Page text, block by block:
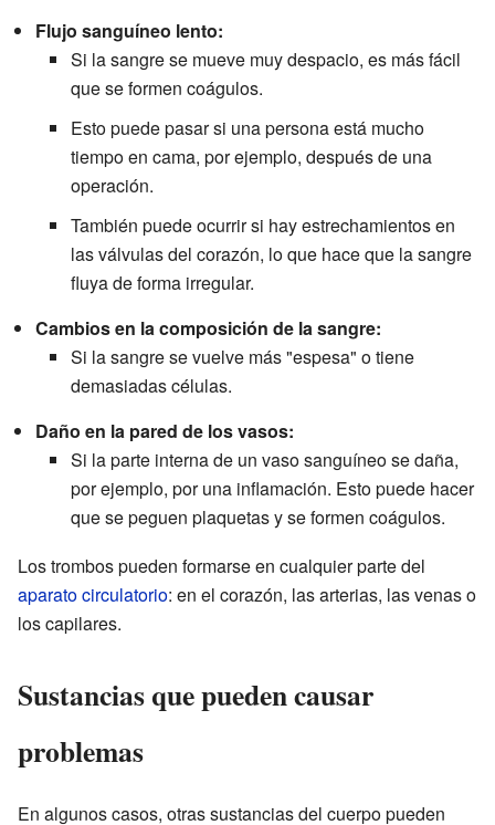
Flujo sanguíneo lento:
Si la sangre se mueve muy despacio, es más fácil
que se formen coágulos.
Esto puede pasar si una persona está mucho
tiempo en cama, por ejemplo, después de una
operación.
También puede ocurrir si hay estrechamientos en
las válvulas del corazón, lo que hace que la sangre
fluya de forma irregular.
Cambios en la composición de la sangre:
Si la sangre se vuelve más "espesa" o tiene
demasiadas células.
Daño en la pared de los vasos:
Si la parte interna de un vaso sanguíneo se daña,
por ejemplo, por una inflamación. Esto puede hacer
que se peguen plaquetas y se formen coágulos.
Los trombos pueden formarse en cualquier parte del
aparato circulatorio: en el corazón, las arterias, las venas o
los capilares.
Sustancias que pueden causar
problemas
En algunos casos, otras sustancias del cuerpo pueden